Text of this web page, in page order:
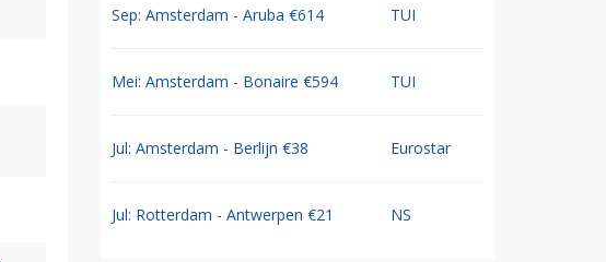
Sep: Amsterdam - Aruba €614 TUI
Mei: Amsterdam - Bonaire €594 TUI
Jul: Amsterdam - Berlijn €38 Eurostar
Jul: Rotterdam - Antwerpen €21 NS